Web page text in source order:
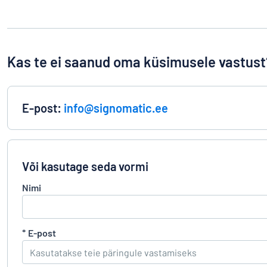
Kas te ei saanud oma küsimusele
E-post: info@signomatic.ee
Või kasutage seda vormi
Nimi
* E-post